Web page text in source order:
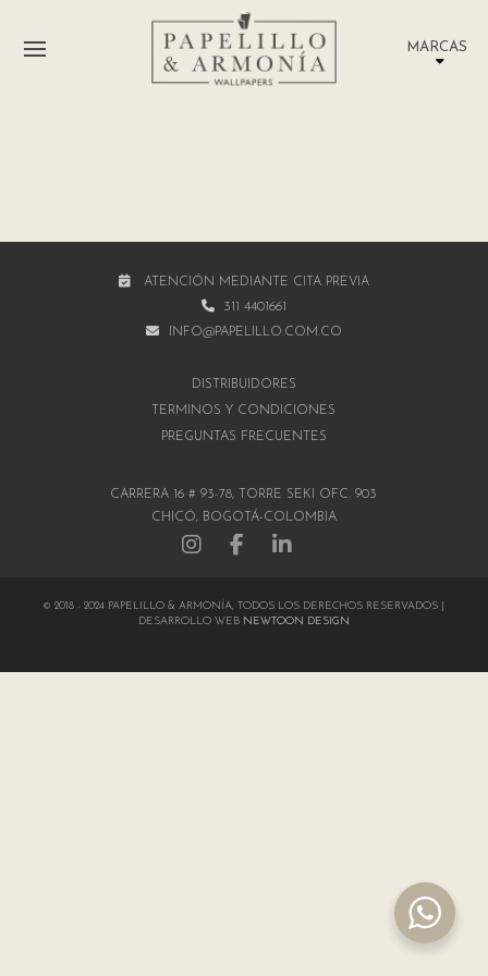
MARCAS
ATENCIÓN MEDIANTE CITA PREVIA
311 4401661
INFO@PAPELILLO.COM.CO
DISTRIBUIDORES
TÉRMINOS Y CONDICIONES
PREGUNTAS FRECUENTES
CARRERA 16 # 93-78, TORRE SEKI OFC. 903
CHICÓ, BOGOTÁ-COLOMBIA
© 2018 - 2024 PAPELILLO & ARMONÍA, TODOS LOS DERECHOS RESERVADOS |
DESARROLLO WEB NEWTOON DESIGN